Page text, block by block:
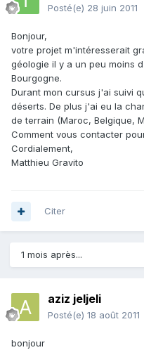
Posté(e) 28 juin 2011
Bonjour,
votre projet m'intéresserait
géologie il y a un peu moins
Bourgogne.
Durant mon cursus j'ai suivi
déserts. De plus j'ai eu la
de terrain (Maroc, Belgique,
Comment vous contacter
Cordialement,
Matthieu Gravito
Citer
1 mois après...
aziz jeljeli
Posté(e) 18 août 2011
bonjour